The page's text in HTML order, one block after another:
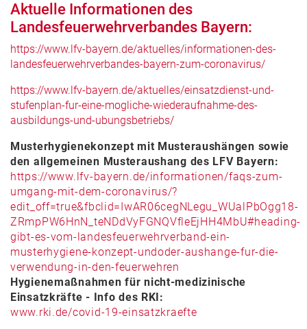
Aktuelle Informationen des
Landesfeuerwehrverbandes Bayern:
https://www.lfv-bayern.de/aktuelles/informationen-des-
landesfeuerwehrverbandes-bayern-zum-coronavirus/
https://www.lfv-bayern.de/aktuelles/einsatzdienst-und-
stufenplan-fur-eine-mogliche-wiederaufnahme-des-
ausbildungs-und-ubungsbetriebs/
Musterhygienekonzept mit Musteraushängen sowie
den allgemeinen Musteraushang des LFV Bayern:
https://www.lfv-bayern.de/informationen/faqs-zum-
umgang-mit-dem-coronavirus/?
edit_off=true&fbclid=IwAR06cegNLegu_WUalPbOgg18-
ZRmpPW6HnN_teNDdVyFGNQVfleEjHH4MbU#heading-
gibt-es-vom-landesfeuerwehrverband-ein-
musterhygiene-konzept-undoder-aushange-fur-die-
verwendung-in-den-feuerwehren
Hygienemaßnahmen für nicht-medizinische
Einsatzkräfte - Info des RKI:
www.rki.de/covid-19-einsatzkraefte